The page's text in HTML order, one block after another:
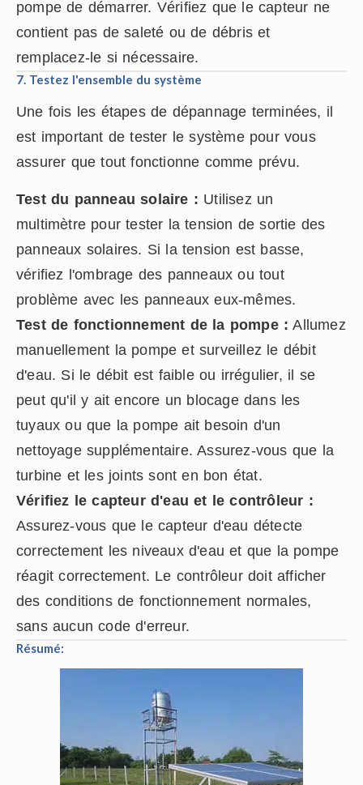
pompe de démarrer. Vérifiez que le capteur ne
contient pas de saleté ou de débris et
remplacez-le si nécessaire.
7. Testez l'ensemble du système
Une fois les étapes de dépannage terminées, il
est important de tester le système pour vous
assurer que tout fonctionne comme prévu.
Test du panneau solaire : Utilisez un
multimètre pour tester la tension de sortie des
panneaux solaires. Si la tension est basse,
vérifiez l'ombrage des panneaux ou tout
problème avec les panneaux eux-mêmes.
Test de fonctionnement de la pompe : Allumez
manuellement la pompe et surveillez le débit
d'eau. Si le débit est faible ou irrégulier, il se
peut qu'il y ait encore un blocage dans les
tuyaux ou que la pompe ait besoin d'un
nettoyage supplémentaire. Assurez-vous que la
turbine et les joints sont en bon état.
Vérifiez le capteur d'eau et le contrôleur :
Assurez-vous que le capteur d'eau détecte
correctement les niveaux d'eau et que la pompe
réagit correctement. Le contrôleur doit afficher
des conditions de fonctionnement normales,
sans aucun code d'erreur.
Résumé: